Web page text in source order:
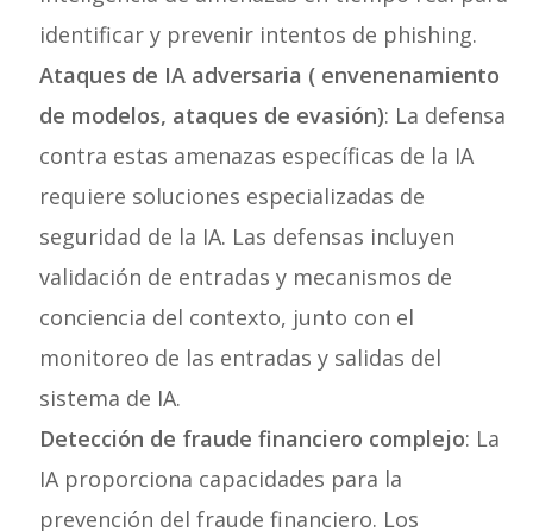
identificar y prevenir intentos de phishing.
Ataques de IA adversaria ( envenenamiento
de modelos, ataques de evasión): La defensa
contra estas amenazas específicas de la IA
requiere soluciones especializadas de
seguridad de la IA. Las defensas incluyen
validación de entradas y mecanismos de
conciencia del contexto, junto con el
monitoreo de las entradas y salidas del
sistema de IA.
Detección de fraude financiero complejo: La
IA proporciona capacidades para la
prevención del fraude financiero. Los